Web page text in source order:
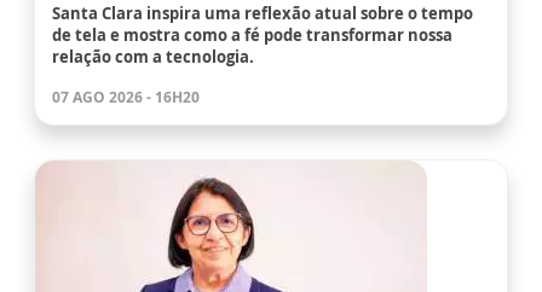
Santa Clara inspira uma reflexão atual sobre o tempo
de tela e mostra como a fé pode transformar nossa
relação com a tecnologia.
07 AGO 2026 - 16H20